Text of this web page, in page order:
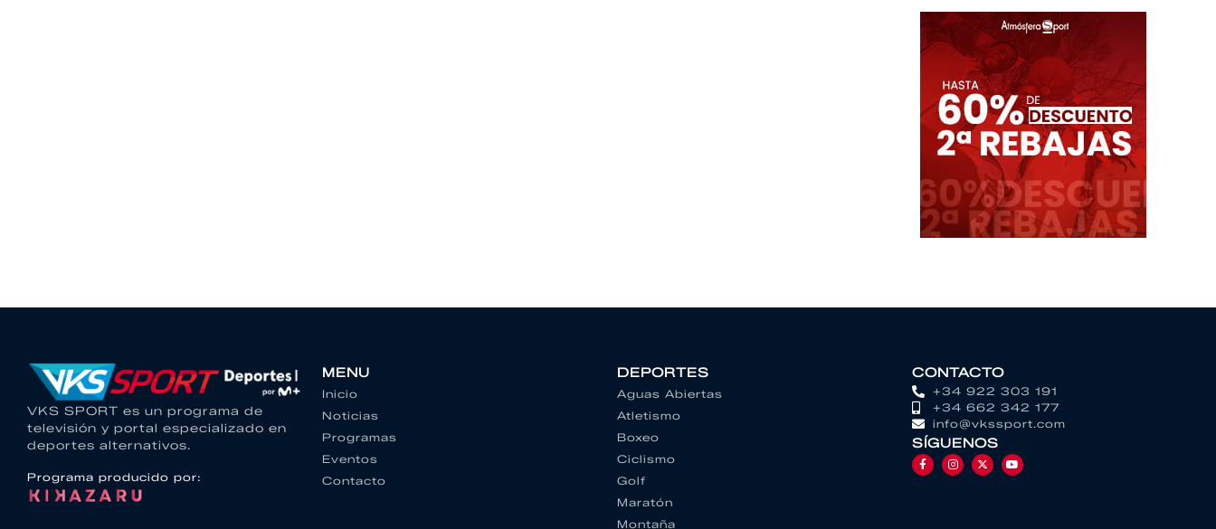
VKS SPORT es un programa de
televisión y portal especializado en
deportes alternativos.
Programa producido por:
MENU
Inicio
Noticias
Programas
Eventos
Contacto
DEPORTES
Aguas Abiertas
Atletismo
Boxeo
Ciclismo
Golf
Maratón
Montaña
CONTACTO
+34 922 303 191
+34 662 342 177
info@vkssport.com
SÍGUENOS